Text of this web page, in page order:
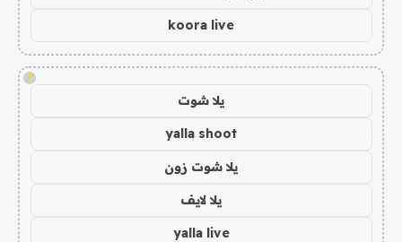
koora live
!
يلا شوت
yalla shoot
يلا شوت زون
يلا لايف
yalla live